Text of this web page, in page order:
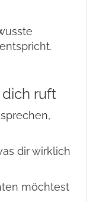
ruft
dir wirklich
möchtest